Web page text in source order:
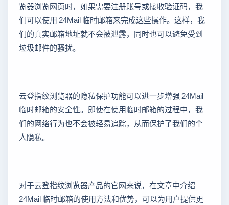
览器浏览网页时，如果需要注册账号或接收验证码，我
们可以使用 24Mail 临时邮箱来完成这些操作。这样，我
们的真实邮箱地址就不会被泄露，同时也可以避免受到
垃圾邮件的骚扰。
云登指纹浏览器的隐私保护功能可以进一步增强 24Mail
临时邮箱的安全性。即使在使用临时邮箱的过程中，我
们的网络行为也不会被轻易追踪，从而保护了我们的个
人隐私。
对于云登指纹浏览器产品的官网来说，在文章中介绍
24Mail 临时邮箱的使用方法和优势，可以为用户提供更